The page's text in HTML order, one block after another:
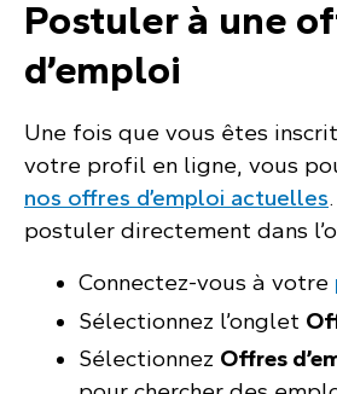
Postuler à une
d’emploi
Une fois que vous êtes
votre profil en ligne, vous
nos offres d’emploi actuelles
postuler directement dans
Connectez-vous à votre
Sélectionnez l’onglet
Sélectionnez Offres